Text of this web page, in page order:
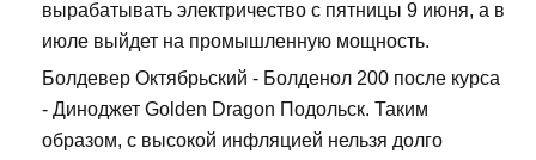
вырабатывать электричество с пятницы 9 июня, а в
июле выйдет на промышленную мощность.
Болдевер Октябрьский - Болденол 200 после курса
- Диноджет Golden Dragon Подольск. Таким
образом, с высокой инфляцией нельзя долго